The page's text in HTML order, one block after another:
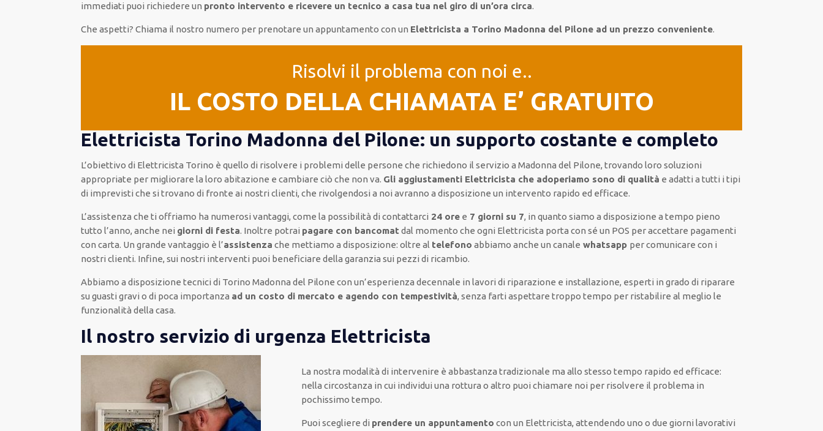
immediati puoi richiedere un pronto intervento e ricevere un tecnico a casa tua nel giro di un’ora circa.
Che aspetti? Chiama il nostro numero per prenotare un appuntamento con un Elettricista a Torino Madonna del Pilone ad un prezzo conveniente.
Risolvi il problema con noi e..
IL COSTO DELLA CHIAMATA E’ GRATUITO
Elettricista Torino Madonna del Pilone: un supporto costante e completo
L’obiettivo di Elettricista Torino è quello di risolvere i problemi delle persone che richiedono il servizio a Madonna del Pilone, trovando lorosoluzioni
appropriate per migliorare la loro abitazione e cambiare ciò che non va. Gli aggiustamenti Elettricista che adoperiamo sono di qualità eadatti a tutti i tipi
di imprevisti che si trovano di fronte ai nostri clienti, che rivolgendosi a noi avranno a disposizione un intervento rapido ed efficace.
L’assistenza che tioffriamo ha numerosi vantaggi, come la possibilità di contattarci 24 ore e 7 giorni su 7, in quanto siamo a disposizionea tempo pieno
tutto l’anno, anche nei giorni di festa. Inoltre potrai pagare con bancomat dal momento che ogni Elettricista porta con séun POS per accettare pagamenti
con carta. Un grande vantaggio è l’assistenza che mettiamo a disposizione: oltre al telefono abbiamo anche uncanale whatsapp per comunicare con i
nostri clienti. Infine,sui nostri interventi puoi beneficiare dellagaranzia sui pezzi di ricambio.
Abbiamo a disposizionetecnici di Torino Madonna del Pilone con un’esperienza decennale in lavori di riparazione e installazione, esperti in grado di riparare
su guasti gravi o di poca importanza ad un costo di mercato e agendo con tempestività, senza fartiaspettare troppo tempo per ristabilire al meglio le
funzionalità della casa.
Il nostro servizio di urgenza Elettricista
La nostra modalità di intervenire è abbastanza tradizionale ma allo stesso tempo rapido ed efficace:
nella circostanza in cui individui una rottura o altro puoi chiamare noi per risolvere il problema in
pochissimo tempo.
Puoi scegliere di prendereun appuntamento con un Elettricista, attendendo uno o due giorni lavorativi